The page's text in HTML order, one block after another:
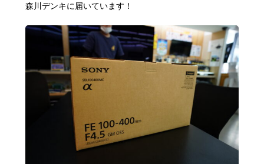
森川デンキに届いています！